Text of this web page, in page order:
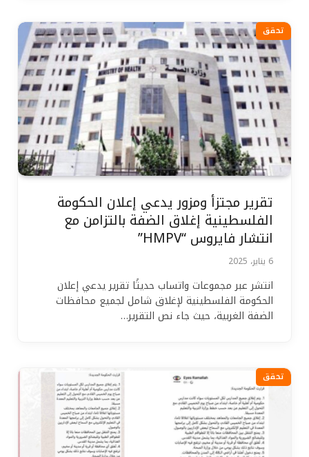
تحقق
تقرير مجتزأ ومزور يدعي إعلان الحكومة
الفلسطينية إغلاق الضفة بالتزامن مع
انتشار فايروس “HMPV”
6 يناير، 2025
انتشر عبر مجموعات واتساب حديثًا تقرير يدعي إعلان
الحكومة الفلسطينية لإغلاق شامل لجميع محافظات
الضفة الغربية، حيث جاء نص التقرير…
تحقق